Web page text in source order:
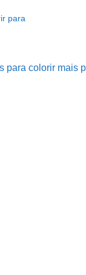
para
para colorir mais